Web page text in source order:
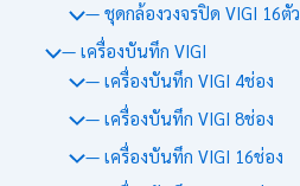
— ชุดกล้องวงจรปิด VIGI 16ตัว
— เครื่องบันทึก VIGI
— เครื่องบันทึก VIGI 4ช่อง
— เครื่องบันทึก VIGI 8ช่อง
— เครื่องบันทึก VIGI 16ช่อง